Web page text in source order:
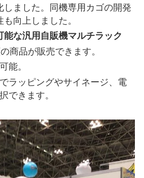
しました。同機専用カゴの開発
も向上しました。
能な汎用自販機マルチラック
商品が販売できます。
能。
ラッピングやサイネージ、電
できます。